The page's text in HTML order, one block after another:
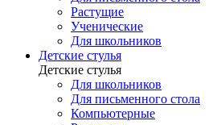
Растущие
Ученические
Для школьников
Детские стулья
Детские стулья
Для школьников
Для письменного стола
Компьютерные